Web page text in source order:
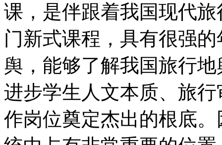
课，是伴跟着我国现代
门新式课程，具有很强
舆，能够了解我国旅行
进步学生人文本质、旅
作岗位奠定杰出的根底